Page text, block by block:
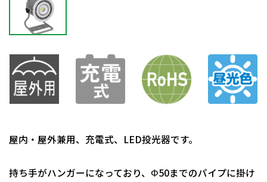
屋内・屋外兼用、充電式、LED投光器です。
持ち手がハンガーになっており、Φ50までのパイプに掛け